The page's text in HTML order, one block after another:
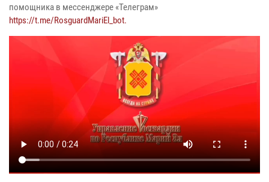
помощника в мессенджере «Телеграм»
https://t.me/RosguardMariEl_bot.